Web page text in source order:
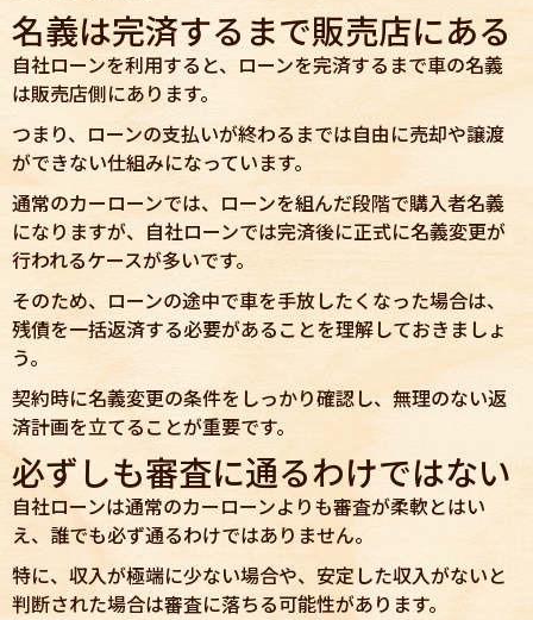
名義は完済するまで販売店にある
自社ローンを利用すると、ローンを完済するまで車の名義
は販売店側にあります。
つまり、ローンの支払いが終わるまでは自由に売却や譲渡
ができない仕組みになっています。
通常のカーローンでは、ローンを組んだ段階で購入者名義
になりますが、自社ローンでは完済後に正式に名義変更が
行われるケースが多いです。
そのため、ローンの途中で車を手放したくなった場合は、
残債を一括返済する必要があることを理解しておきましょ
う。
契約時に名義変更の条件をしっかり確認し、無理のない返
済計画を立てることが重要です。
必ずしも審査に通るわけではない
自社ローンは通常のカーローンよりも審査が柔軟とはい
え、誰でも必ず通るわけではありません。
特に、収入が極端に少ない場合や、安定した収入がないと
判断された場合は審査に落ちる可能性があります。